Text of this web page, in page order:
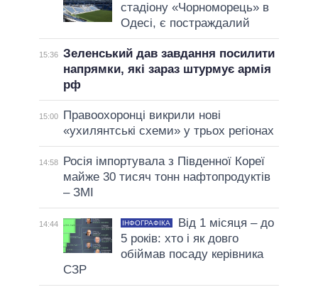
стадіону «Чорноморець» в
Одесі, є постраждалий
15:36 Зеленський дав завдання посилити
напрямки, які зараз штурмує армія
рф
15:00
Правоохоронці викрили нові
«ухилянтські схеми» у трьох регіонах
14:58
Росія імпортувала з Південної Кореї
майже 30 тисяч тонн нафтопродуктів
– ЗМІ
14:44 ІНФОГРАФІКА
Від 1 місяця – до
5 років: хто і як довго
обіймав посаду керівника
СЗР